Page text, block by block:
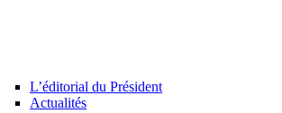
L’éditorial du Président
Actualités